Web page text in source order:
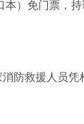
）免门票，持
防救援人员凭